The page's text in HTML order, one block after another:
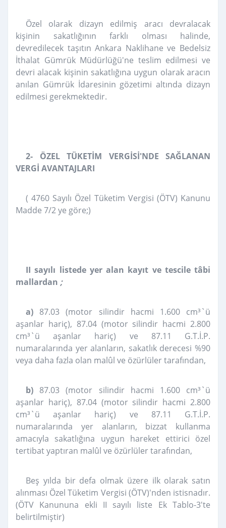
Özel olarak dizayn edilmiş aracı devralacak
kişinin sakatlığının farklı olması halinde,
devredilecek taşıtın Ankara Naklihane ve Bedelsiz
İthalat Gümrük Müdürlüğü'ne teslim edilmesi ve
devri alacak kişinin sakatlığına uygun olarak aracın
anılan Gümrük İdaresinin gözetimi altında dizayn
edilmesi gerekmektedir.
2- ÖZEL TÜKETİM VERGİSİ'NDE SAĞLANAN
VERGİ AVANTAJLARI
( 4760 Sayılı Özel Tüketim Vergisi (ÖTV) Kanunu
Madde 7/2 ye göre;)
II sayılı listede yer alan kayıt ve tescile tâbi
mallardan ;
a) 87.03 (motor silindir hacmi 1.600 cm³`ü
aşanlar hariç), 87.04 (motor silindir hacmi 2.800
cm³`ü aşanlar hariç) ve 87.11 G.T.İ.P.
numaralarında yer alanların, sakatlık derecesi %90
veya daha fazla olan malûl ve özürlüler tarafından,
b) 87.03 (motor silindir hacmi 1.600 cm³`ü
aşanlar hariç), 87.04 (motor silindir hacmi 2.800
cm³`ü aşanlar hariç) ve 87.11 G.T.İ.P.
numaralarında yer alanların, bizzat kullanma
amacıyla sakatlığına uygun hareket ettirici özel
tertibat yaptıran malûl ve özürlüler tarafından,
Beş yılda bir defa olmak üzere ilk olarak satın
alınması Özel Tüketim Vergisi (ÖTV)'nden istisnadır.
(ÖTV Kanununa ekli II sayılı liste Ek Tablo-3'te
belirtilmiştir)